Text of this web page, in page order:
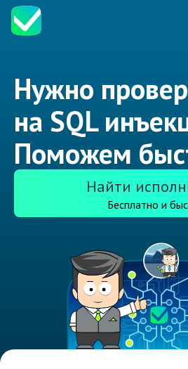
Нужно
на SQL
Поможем
Найти
Бесплатно и